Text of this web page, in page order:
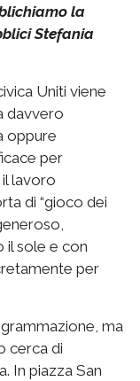
la
Stefania
Uniti viene
davvero
oppure
per
il lavoro
di “gioco dei
il sole e con
per
ma
cerca di
In piazza San